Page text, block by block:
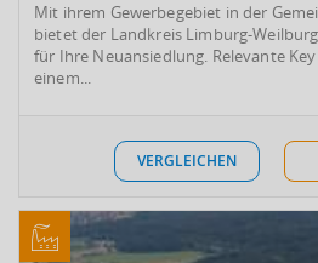
Mit ihrem Gewerbegebiet in der
bietet der Landkreis Limburg-
für Ihre Neuansiedlung. Relevante
einem...
VERGLEICHEN